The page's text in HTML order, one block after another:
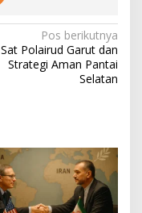
Pos berikutnya
Sat Polairud Garut dan
Strategi Aman Pantai
Selatan